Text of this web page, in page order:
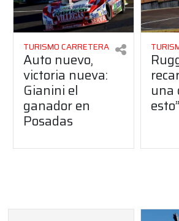
TURISMO CARRETERA
Auto nuevo,
victoria nueva:
Gianini el
ganador en
Posadas
una
esto”